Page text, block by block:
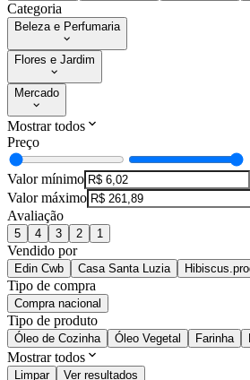
Categoria
Beleza e Perfumaria
Flores e Jardim
Mercado
Mostrar todos
Preço
Valor mínimo
Valor máximo
Avaliação
5 4 3 2 1
Vendido por
Edin Cwb Casa Santa Luzia
Tipo de compra
Compra nacional
Tipo de produto
Óleo de Cozinha Óleo Vegetal Farinha
Mostrar todos
Limpar Ver resultados